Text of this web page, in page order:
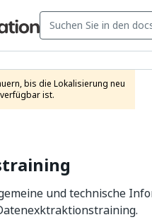
bis die Lokalisierung neu
ist.
und technische